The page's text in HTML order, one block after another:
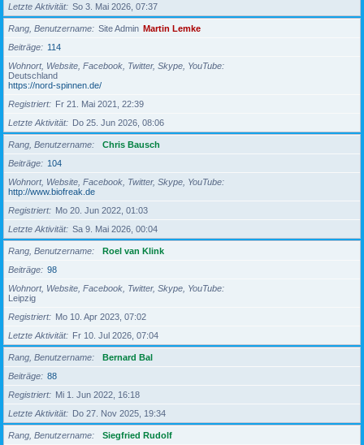
Letzte Aktivität
So 3. Mai 2026, 07:37
Rang, Benutzername Site Admin Martin Lemke
Beiträge
114
Wohnort, Website, Facebook, Twitter, Skype, YouTube
Deutschland
https://nord-spinnen.de/
Registriert
Fr 21. Mai 2021, 22:39
Letzte Aktivität
Do 25. Jun 2026, 08:06
Rang, Benutzername
Chris Bausch
Beiträge
104
Wohnort, Website, Facebook, Twitter, Skype, YouTube
http://www.biofreak.de
Registriert
Mo 20. Jun 2022, 01:03
Letzte Aktivität
Sa 9. Mai 2026, 00:04
Rang, Benutzername
Roel van Klink
Beiträge
98
Wohnort, Website, Facebook, Twitter, Skype, YouTube
Leipzig
Registriert
Mo 10. Apr 2023, 07:02
Letzte Aktivität
Fr 10. Jul 2026, 07:04
Rang, Benutzername
Bernard Bal
Beiträge
88
Registriert
Mi 1. Jun 2022, 16:18
Letzte Aktivität
Do 27. Nov 2025, 19:34
Rang, Benutzername
Siegfried Rudolf